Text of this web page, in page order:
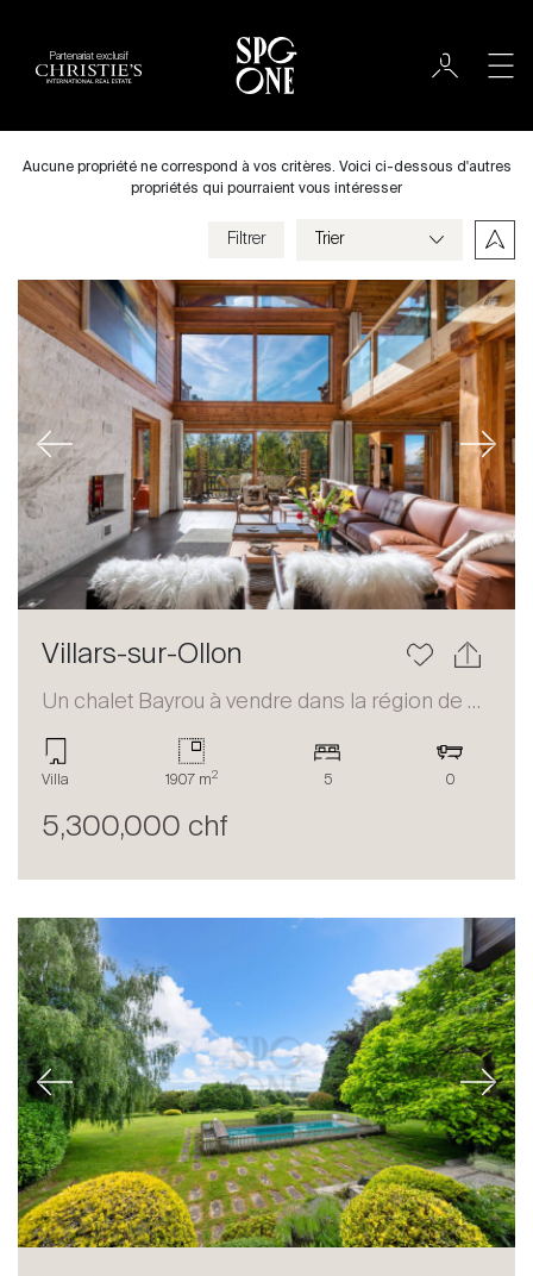
Partenariat exclusif
Villa
Chambres
Critères
Enregistrer mes critères
Aucune propriété ne correspond à vos critères. Voici ci-dessous d'autres
propriétés qui pourraient vous intéresser
Filtrer
Previous Next
Villars-sur-Ollon
Un chalet Bayrou à vendre dans la région de Villars-sur-Ollon
Villa 1907 m2 5 0
5,300,000 chf
Previous Next